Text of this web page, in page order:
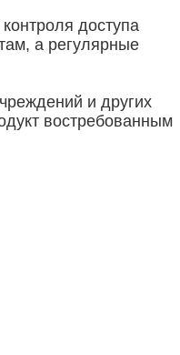
доступа
а регулярные
и других
востребованным